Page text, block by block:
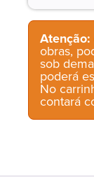
Atenção:
obras,
sob
poderá
No
contará